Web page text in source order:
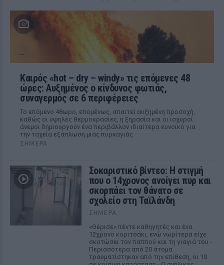
Καιρός «hot – dry – windy» τις επόμενες 48
ώρες: Αυξημένος ο κίνδυνος φωτιάς,
συναγερμός σε 6 περιφέρειες
Το επόμενο 48ωρο, επομένως, απαιτεί αυξημένη προσοχή,
καθώς οι υψηλές θερμοκρασίες, η ξηρασία και οι ισχυροί
άνεμοι δημιουργούν ένα περιβάλλον ιδιαίτερα ευνοϊκό για
την ταχεία εξάπλωση μιας πυρκαγιάς
ΣΉΜΕΡΑ
Σοκαριστικό βίντεο: Η στιγμή
που ο 14χρονος ανοίγει πυρ και
σκορπάει τον θάνατο σε
σχολείο στη Ταϊλάνδη
ΣΉΜΕΡΑ
«Θέρισε» πέντε καθηγητές και ένα
12χρονο κοριτσάκι, ενώ νωρίτερα είχε
σκοτώσει τον παππού και τη γιαγιά του -
Περισσότερα από 20 άτομα
τραυματίστηκαν από την επίθεση, οι 10